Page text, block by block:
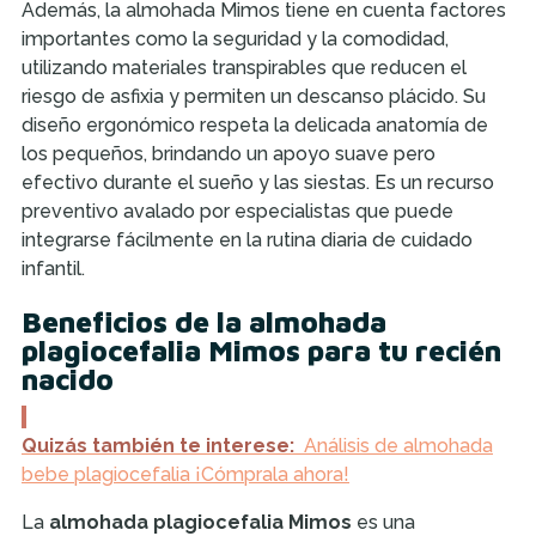
Además, la almohada Mimos tiene en cuenta factores
importantes como la seguridad y la comodidad,
utilizando materiales transpirables que reducen el
riesgo de asfixia y permiten un descanso plácido. Su
diseño ergonómico respeta la delicada anatomía de
los pequeños, brindando un apoyo suave pero
efectivo durante el sueño y las siestas. Es un recurso
preventivo avalado por especialistas que puede
integrarse fácilmente en la rutina diaria de cuidado
infantil.
Beneficios de la almohada
plagiocefalia Mimos para tu recién
nacido
Quizás también te interese: Análisis de almohada
bebe plagiocefalia ¡Cómprala ahora!
La almohada plagiocefalia Mimos es una